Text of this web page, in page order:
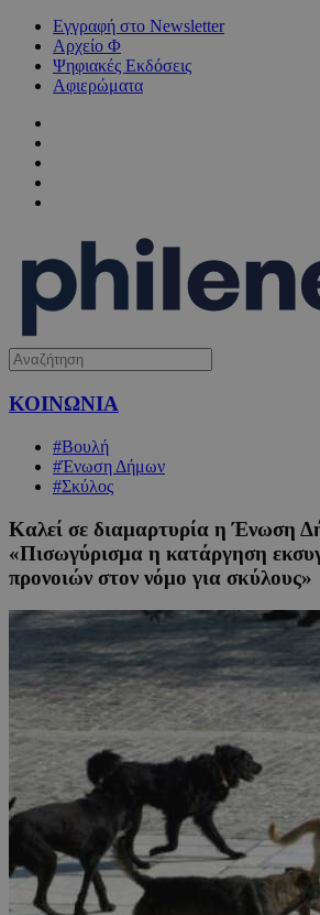
Εγγραφή στο Newsletter
Αρχείο Φ
Ψηφιακές Εκδόσεις
Αφιερώματα
ΚΟΙΝΩΝΙΑ
#Βουλή
#Ένωση Δήμων
#Σκύλος
Καλεί σε διαμαρτυρία η Ένωση
«Πισωγύρισμα η κατάργηση
προνοιών στον νόμο για σκύλους»